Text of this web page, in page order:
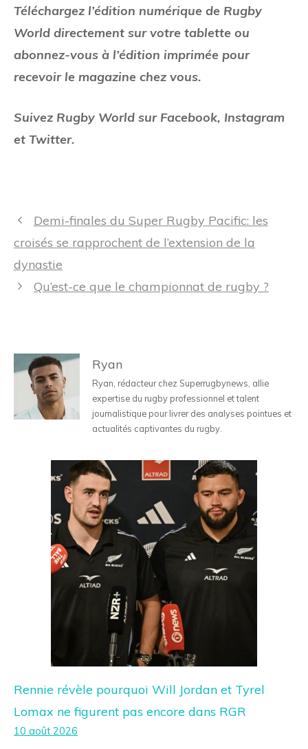
Téléchargez l’édition numérique de Rugby
World directement sur votre tablette ou
abonnez-vous à l’édition imprimée pour
recevoir le magazine chez vous.
Suivez Rugby World sur Facebook, Instagram
et Twitter.
Navigation
des
Demi-finales du Super Rugby Pacific: les
croisés se rapprochent de l’extension de la
dynastie
Qu’est-ce que le championnat de rugby ?
Ryan
Ryan, rédacteur chez Superrugbynews, allie
expertise du rugby professionnel et talent
journalistique pour livrer des analyses pointues et
actualités captivantes du rugby.
Rennie révèle pourquoi Will Jordan et Tyrel
Lomax ne figurent pas encore dans RGR
10 août 2026